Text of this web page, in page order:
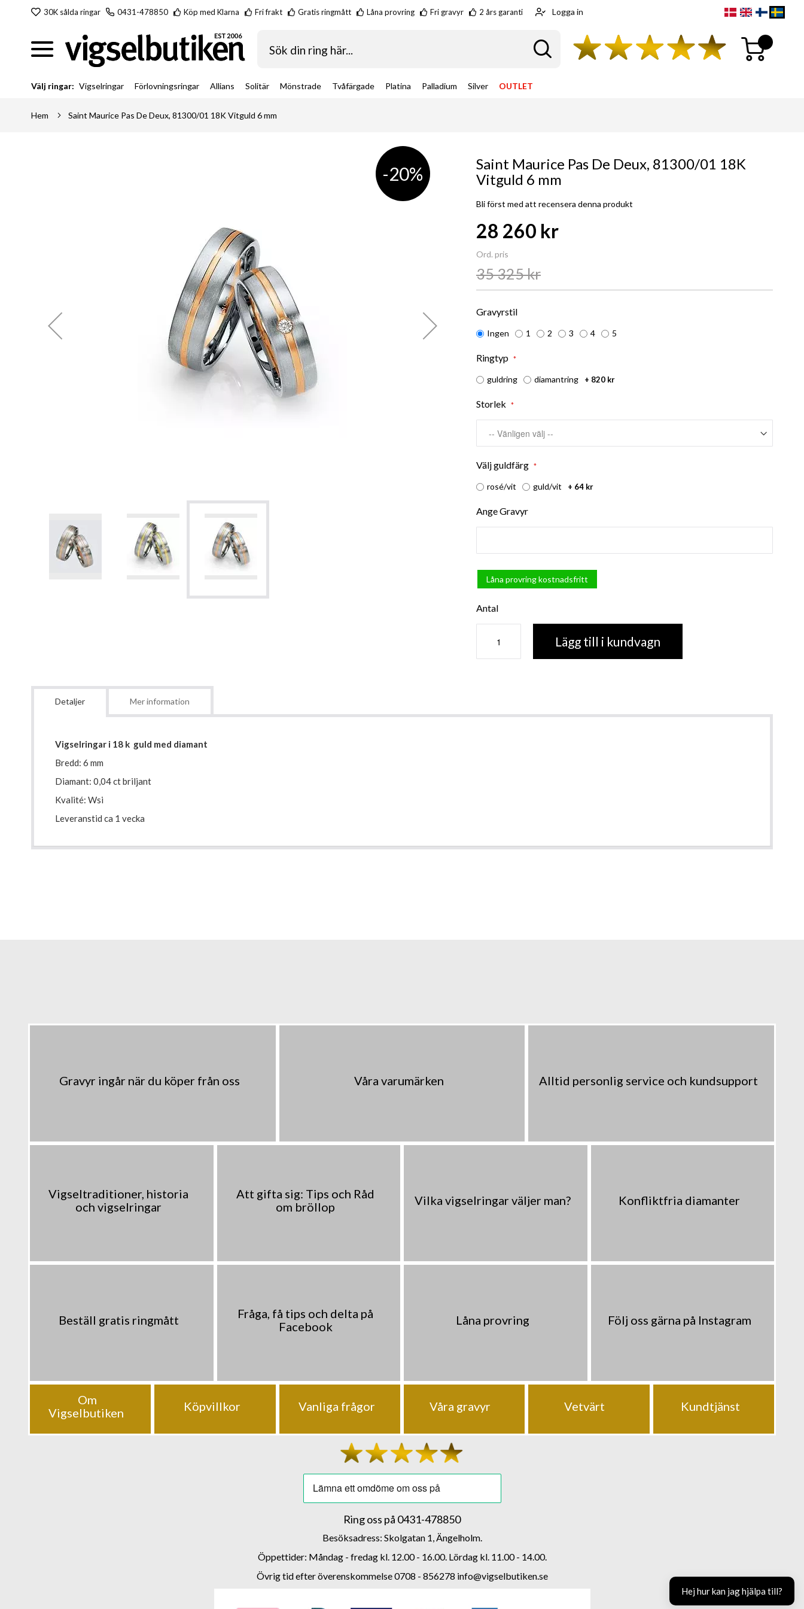
Hoppa30K sålda ringar 0431-478850 Köp med Klarna Fri frakt Gratis ringmått Låna provring Fri gravyr 2 års garanti Logga in
Sök Min kundvagn
Välj ringar: Vigselringar Förlovningsringar Allians Solitär Mönstrade Tvåfärgade Platina Palladium Silver OUTLET
Hem Saint Maurice Pas De Deux, 81300/01 18K Vitguld 6 mm
Saint Maurice Pas De Deux, 81300/01 18K
Vitguld 6 mm
Bli först med att recensera denna produkt
Special
28 260 kr
Ord. pris
35 325 kr
Gravyrstil
Ingen 1 2 3 4 5
Ringtyp
guldring diamantring + 820 kr
Storlek
Välj guldfärg
rosé/vit guld/vit + 64 kr
Ange Gravyr
Låna provring kostnadsfritt
Antal
Lägg till i kundvagn
-20%
Detaljer
Vigselringar i 18 k guld med diamant
Bredd: 6 mm
Diamant: 0,04 ct briljant
Kvalité: Wsi
Leveranstid ca 1 vecka
Mer information
Gravyr ingår när du köper från oss Våra varumärken Alltid personlig service och kundsupport
Vigseltraditioner, historia
och vigselringar
Att gifta sig: Tips och Råd
om bröllop
Vilka vigselringar väljer man? Konfliktfria diamanter
Beställ gratis ringmått
Fråga, få tips och delta på
Facebook
Låna provring Följ oss gärna på Instagram
Om
Vigselbutiken
Köpvillkor Vanliga frågor Våra gravyr Vetvärt Kundtjänst
Ring oss på 0431-478850
Besöksadress: Skolgatan 1, Ängelholm.
Öppettider: Måndag - fredag kl. 12.00 - 16.00. Lördag kl. 11.00 - 14.00.
Övrig tid efter överenskommelse 0708 - 856278 info@vigselbutiken.se
Hej hur kan jag hjälpa till?